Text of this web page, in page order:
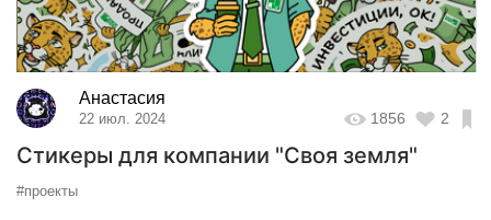
Анастасия
22 июл. 2024 1856 2
Стикеры для компании "Своя земля"
#проекты